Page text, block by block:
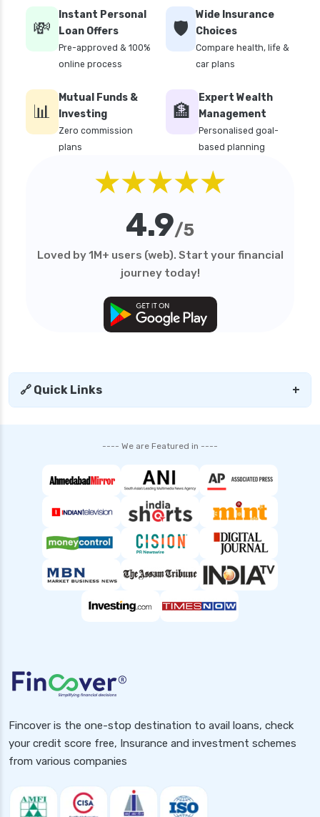
personal loan in delhi
personal loan in hyderabad
personal loan in karnataka
personal loan in lucknow
personal loan in madurai
personal loan in maharashtra
personal loan in mumbai
personal loan in tamilnadu
personal loan in telangana
personal loan in trichy
personal loan interest rates
sbi personal loan interest rates
shriram finance personal loan interest rate
top 10 Personal loan apps
what is a personal loan
💸
Instant Personal
Loan Offers
Pre-approved & 100%
online process
🛡️
Wide Insurance
Choices
Compare health, life &
car plans
📊
Mutual Funds &
Investing
Zero commission
plans
🏦
Expert Wealth
Management
Personalised goal-
based planning
★★★★★
4.9/5
Loved by 1M+ users (web). Start your financial
journey today!
🔗 Quick Links +
---- We are Featured in ----
Fincover is the one-stop destination to avail loans, check
your credit score free, Insurance and investment schemes
from various companies